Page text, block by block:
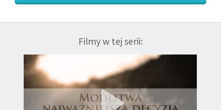
Filmy w tej serii: